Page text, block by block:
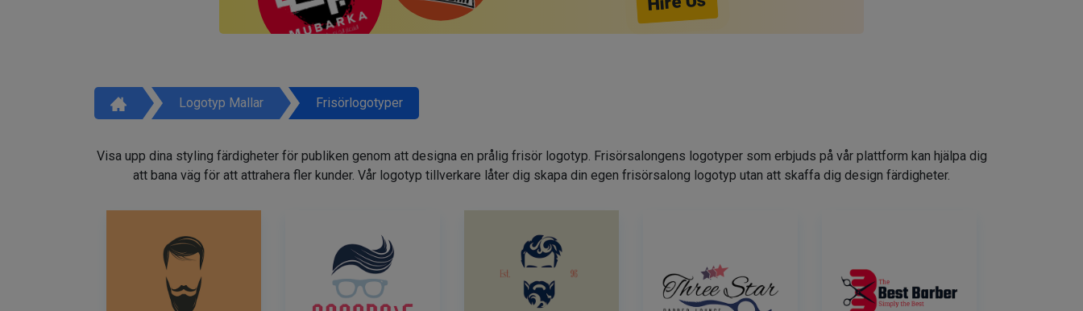
Logotyp Mallar Frisörlogotyper
Visa upp dina styling färdigheter för publiken genom att designa en prålig frisör logotyp. Frisörsalongens logotyper som erbjuds på vår plattform kan hjälpa dig
att bana väg för att attrahera fler kunder. Vår logotyp tillverkare låter dig skapa din egen frisörsalong logotyp utan att skaffa dig design färdigheter.